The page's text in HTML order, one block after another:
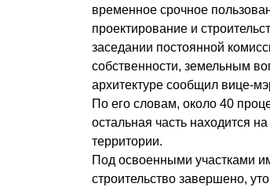
временное срочное
проектирование и
заседании постоянной
собственности, земельным
архитектуре сообщил вице-
По его словам, около 40
остальная часть находится
территории.
Под освоенными участками
строительство завершено,